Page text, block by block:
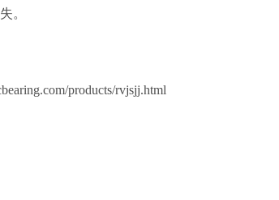
。
products/rvjsjj.html